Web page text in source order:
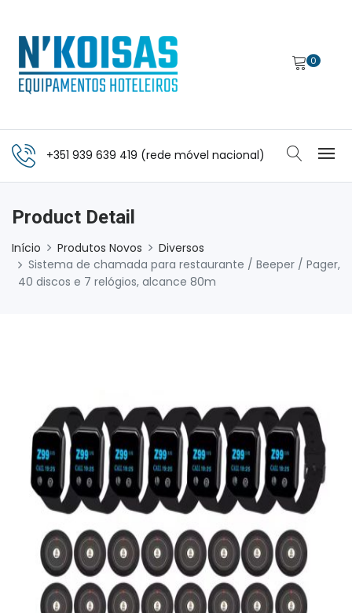
0
+351 939 639 419 (rede móvel nacional)
Product Detail
Início Produtos Novos
Diversos
Sistema de chamada para restaurante / Beeper / Pager,
40 discos e 7 relógios, alcance 80m